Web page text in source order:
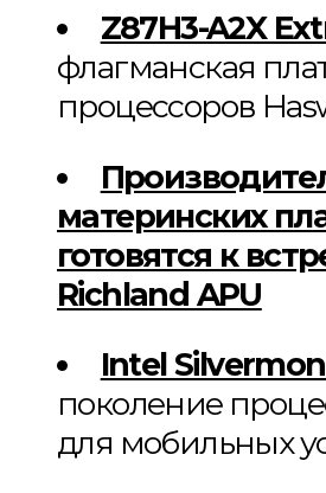
Z87H3-A2X
флагманская
процессоров
материнских
готовятся к
Richland APU
Intel
поколение
для мобильных